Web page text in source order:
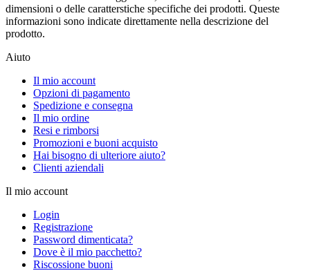
dimensioni o delle caratterstiche specifiche dei prodotti. Queste
informazioni sono indicate direttamente nella descrizione del
prodotto.
Aiuto
Il mio account
Opzioni di pagamento
Spedizione e consegna
Il mio ordine
Resi e rimborsi
Promozioni e buoni acquisto
Hai bisogno di ulteriore aiuto?
Clienti aziendali
Il mio account
Login
Registrazione
Password dimenticata?
Dove è il mio pacchetto?
Riscossione buoni